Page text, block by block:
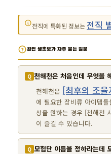
전직에 특화된 정보는 전직
완전 생초보가 자주 묻는 질문
천해천은 처음인데 무엇을
천해천은 [최후의 조율
에 필요한 장비류 아이템
상을 원하는 경우 [천해천
이 즐길 수 있습니다.
모험단 이름을 정하라는데